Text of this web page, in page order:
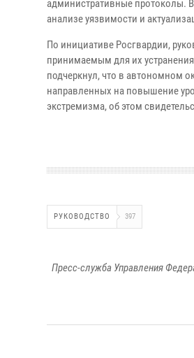
административные протоколы.
анализе уязвимости и
По инициативе Росгвардии,
принимаемым для их
подчеркнул, что в автономном
направленных на повышение
экстремизма, об этом
РУКОВОДСТВО 397
Пресс-служба Управления